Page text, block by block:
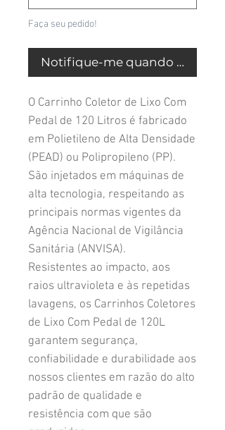
Faça seu pedido!
Notifique-me quando estiver
O Carrinho Coletor de Lixo Com
Pedal de 120 Litros é fabricado
em Polietileno de Alta Densidade
(PEAD) ou Polipropileno (PP).
São injetados em máquinas de
alta tecnologia, respeitando as
principais normas vigentes da
Agência Nacional de Vigilância
Sanitária (ANVISA).
Resistentes ao impacto, aos
raios ultravioleta e às repetidas
lavagens, os Carrinhos Coletores
de Lixo Com Pedal de 120L
garantem segurança,
confiabilidade e durabilidade aos
nossos clientes em razão do alto
padrão de qualidade e
resistência com que são